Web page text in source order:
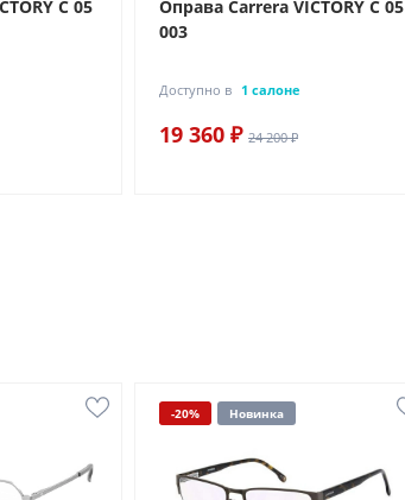
C 05
Оправа Carrera VICTORY C 05
003
Доступно в 1 салоне
19 360 ₽ 24 200 ₽
-20% Новинка